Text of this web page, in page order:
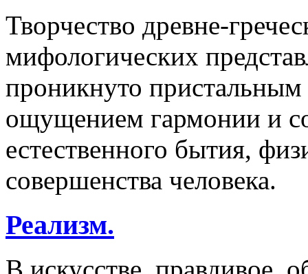
Творчество древне-
мифологических
проникнуто
ощущением гармонии и
естественного бытия,
совершенства человека.
Реализм.